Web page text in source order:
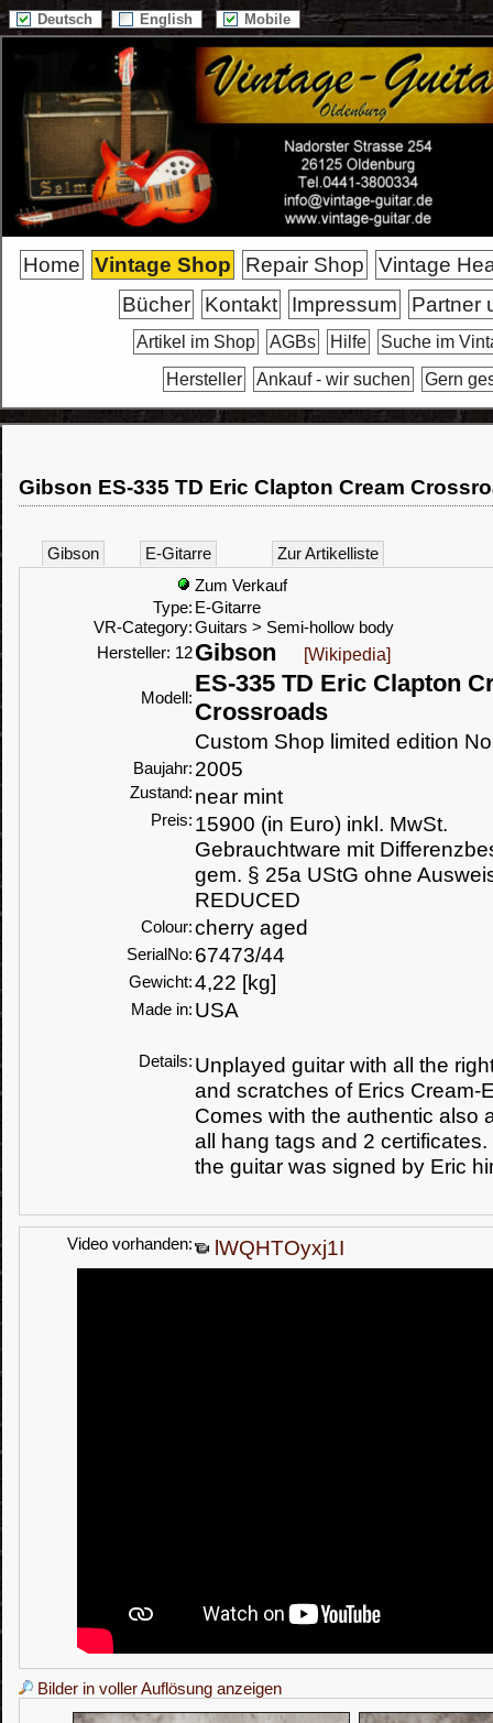
Deutsch English Mobile
Home Vintage Shop Repair Shop
Vintage
Bücher
Kontakt Impressum Partner
Artikel im Shop AGBs Hilfe
Suche im
Hersteller
Ankauf - wir suchen Gern
Gibson ES-335 TD Eric Clapton Cream
Gibson E-Gitarre
Zur Artikelliste
Zum Verkauf
Type: E-Gitarre
VR-Category:Guitars > Semi-hollow body
Hersteller: 12Gibson [Wikipedia]
Modell:
ES-335 TD Eric Clapton
Crossroads
Custom Shop limited edition
Baujahr: 2005
Zustand: near mint
Preis: 15900 (in Euro) inkl. MwSt.
Gebrauchtware mit
gem. § 25a UStG ohne
REDUCED
Colour:cherry aged
SerialNo: 67473/44
Gewicht:4,22 [kg]
Made in: USA
Details: Unplayed guitar with all the
and scratches of Erics Cream-
Comes with the authentic also
all hang tags and 2
the guitar was signed by Eric
Video vorhanden: lWQHTOyxj1I
Bilder in voller Auflösung anzeigen